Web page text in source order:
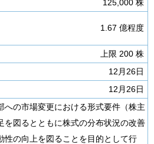
125,000 株
1.67 億程度
上限 200 株
12月26日
12月26日
への市場変更における形式要件（株主
を図るとともに株式の分布状況の改善
性の向上を図ることを目的として行